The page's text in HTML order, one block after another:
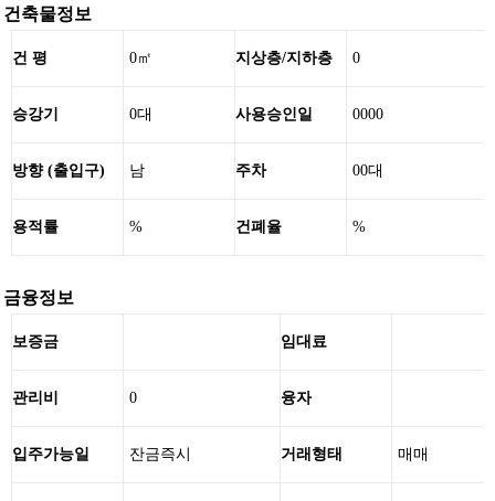
건축물정보
건 평 0㎡ 지상층/지하층 0
승강기 0대 사용승인일 0000
방향 (출입구) 남 주차 00대
용적률 % 건폐율 %
금융정보
보증금 임대료
관리비 0 융자
입주가능일 잔금즉시 거래형태 매매